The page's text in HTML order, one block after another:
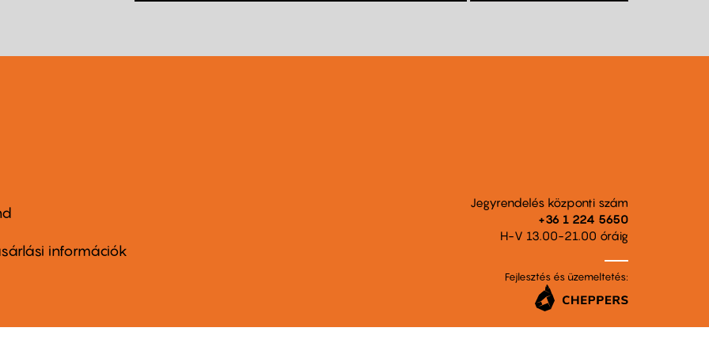
információk
Jegyrendelés központi szám
+36 1 224 5650
H-V 13.00-21.00 óráig
Fejlesztés és üzemeltetés: